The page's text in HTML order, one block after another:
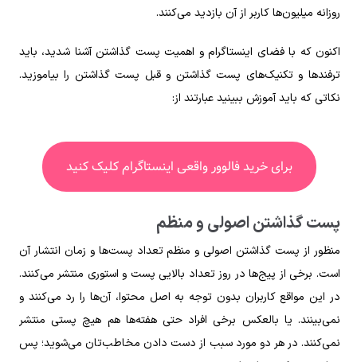
روزانه میلیون‌ها کاربر از آن بازدید می‌کنند.
اکنون که با فضای اینستاگرام و اهمیت پست گذاشتن آشنا شدید، باید
ترفندها و تکنیک‌های پست گذاشتن و قبل پست گذاشتن را بیاموزید.
نکاتی که باید آموزش ببینید عبارتند از:
برای خرید فالوور واقعی اینستاگرام کلیک کنید
پست گذاشتن اصولی و منظم
منظور از پست گذاشتن اصولی و منظم تعداد پست‌ها و زمان انتشار آن
است. برخی از پیج‌ها در روز تعداد بالایی پست و استوری منتشر می‌کنند.
در این مواقع کاربران بدون توجه به اصل محتوا، آن‌ها را رد می‌کنند و
نمی‌بینند. یا بالعکس برخی افراد حتی هفته‌ها هم هیچ پستی منتشر
نمی‌کنند. در هر دو مورد سبب از دست دادن مخاطب‌تان می‌شوید؛ پس